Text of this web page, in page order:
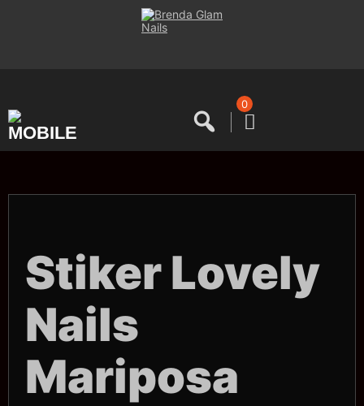
0
Stiker Lovely
Nails
Mariposa